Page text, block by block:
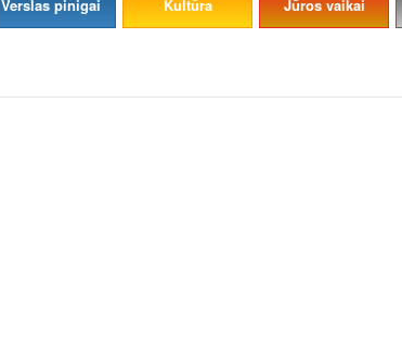
Verslas pinigai Kultūra Jūros vaikai